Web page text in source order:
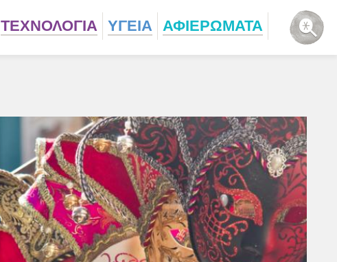
ΤΕΧΝΟΛΟΓΙΑ ΥΓΕΙΑ ΑΦΙΕΡΩΜΑΤΑ